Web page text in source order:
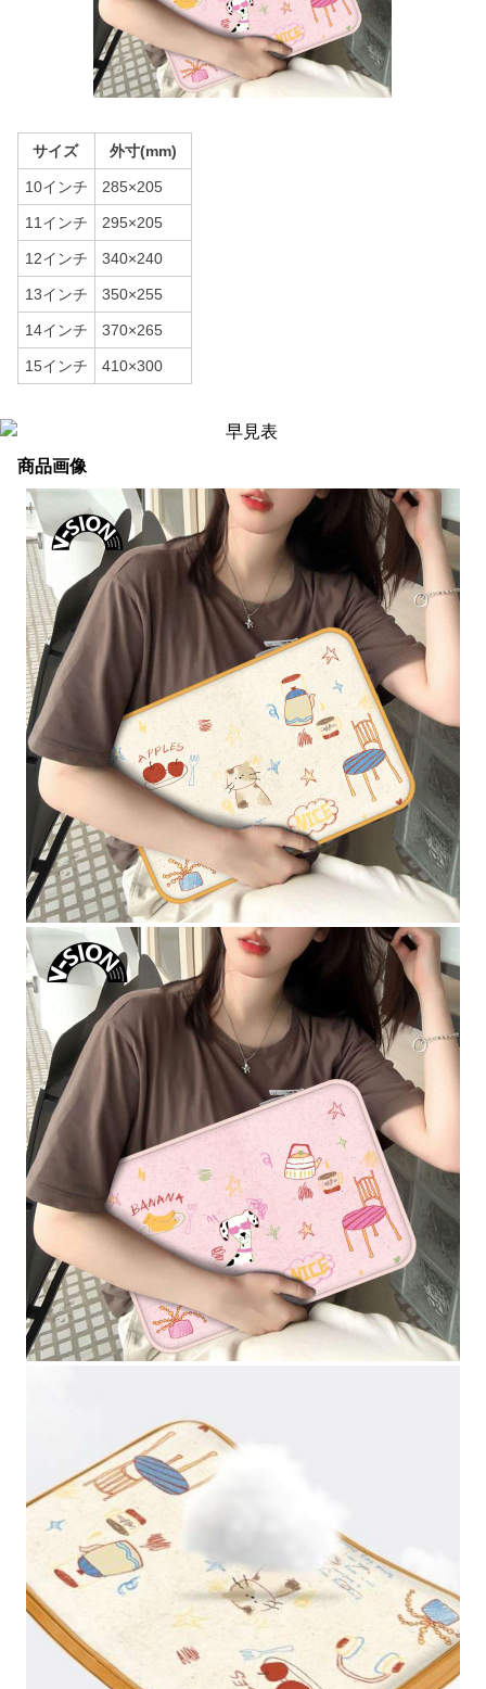
サイズ 外寸(mm)
10インチ 285×205
11インチ 295×205
12インチ 340×240
13インチ 350×255
14インチ 370×265
15インチ 410×300
商品画像